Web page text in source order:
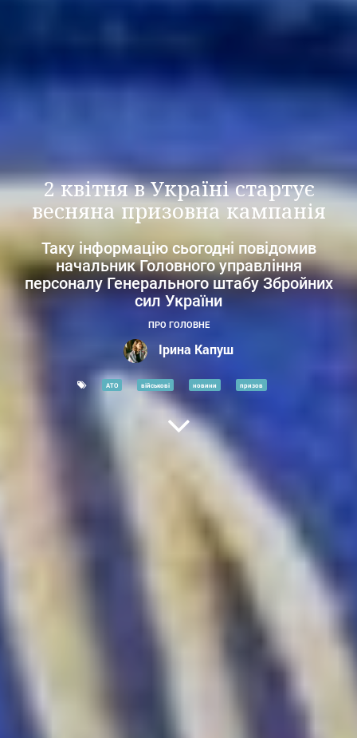
2 квітня в Україні стартує
весняна призовна кампанія
Таку інформацію сьогодні повідомив
начальник Головного управління
персоналу Генерального штабу Збройних
сил України
ПРО ГОЛОВНЕ
Ірина Капуш
АТО військові новини призов